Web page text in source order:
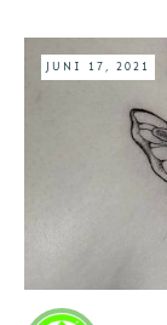
JUNI 17, 2021